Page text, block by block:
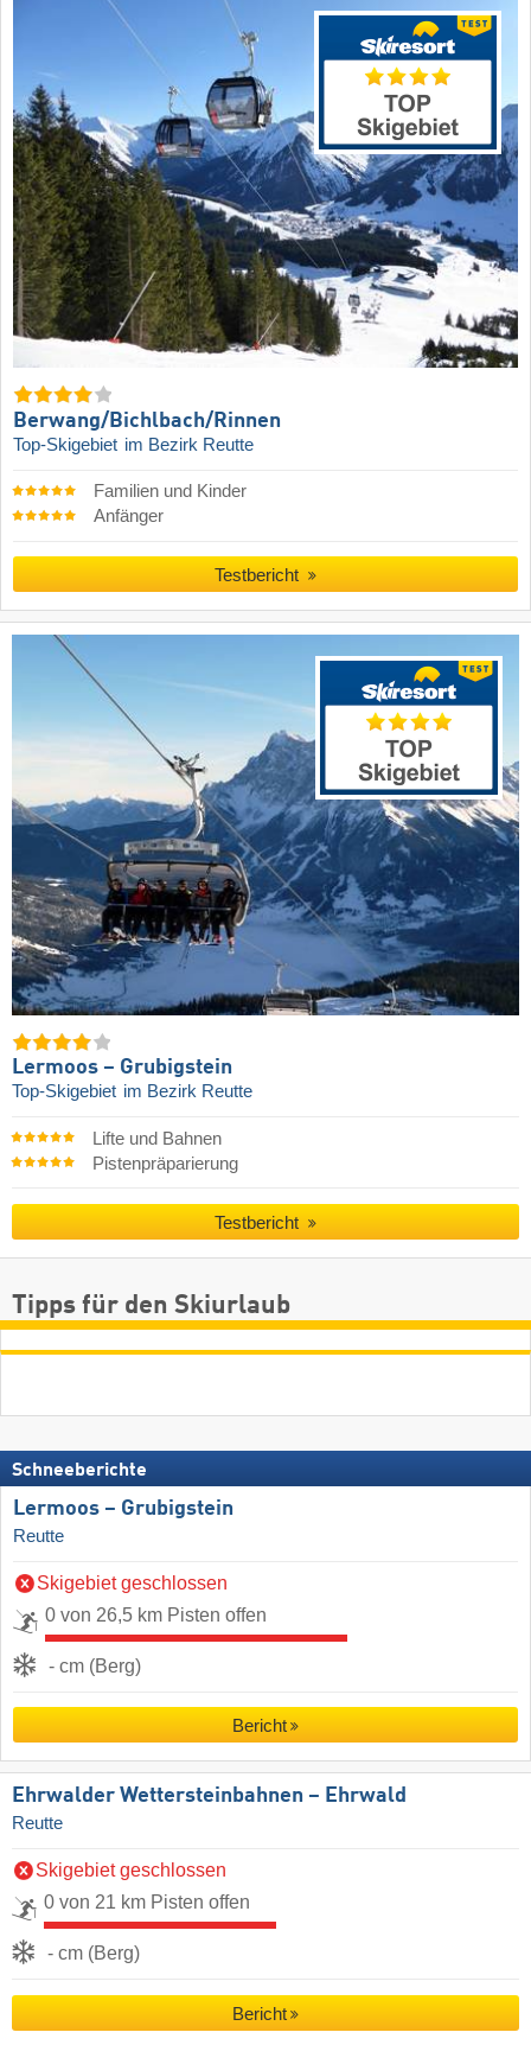
Berwang/​Bichlbach/​Rinnen
Top-Skigebiet im Bezirk Reutte
Familien und Kinder
Anfänger
Testbericht
Lermoos – Grubigstein
Top-Skigebiet im Bezirk Reutte
Lifte und Bahnen
Pistenpräparierung
Testbericht
Tipps für den Skiurlaub
Schneeberichte
Lermoos – Grubigstein
Reutte
Skigebiet geschlossen
0 von 26,5 km Pisten offen
- cm (Berg)
Bericht
Ehrwalder Wettersteinbahnen – Ehrwald
Reutte
Skigebiet geschlossen
0 von 21 km Pisten offen
- cm (Berg)
Bericht